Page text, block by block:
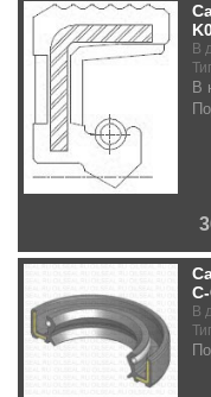
В
В
В